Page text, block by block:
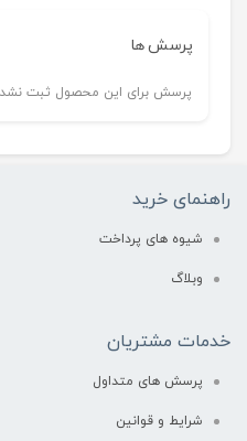
پرسش ها
پرسش برای این محصول ثبت
راهنمای خرید
شیوه های پرداخت
وبلاگ
خدمات مشتریان
پرسش های متداول
شرایط و قوانین